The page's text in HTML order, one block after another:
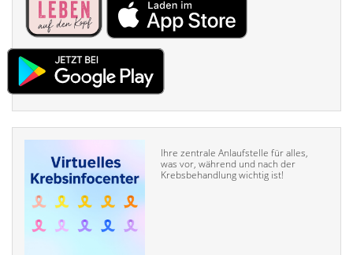
Ihre zentrale Anlaufstelle für alles,
was vor, während und nach der
Krebsbehandlung wichtig ist!